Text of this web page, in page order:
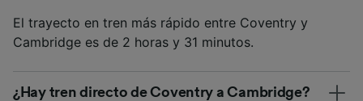
El trayecto en tren más rápido entre Coventry y
Cambridge es de 2 horas y 31 minutos.
¿Hay tren directo de Coventry a Cambridge?